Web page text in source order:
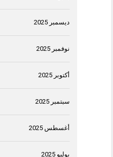
ديسمبر 2025
نوفمبر 2025
أكتوبر 2025
سبتمبر 2025
أغسطس 2025
يوليو 2025